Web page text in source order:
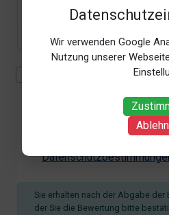
Wir verwenden Google
Nutzung unserer
Mit der Erhebung,
Uhrzeit der
Zweck der Bewertung
Sie erhalten nach der Abgabe der
der Sie die Bewertung bitte